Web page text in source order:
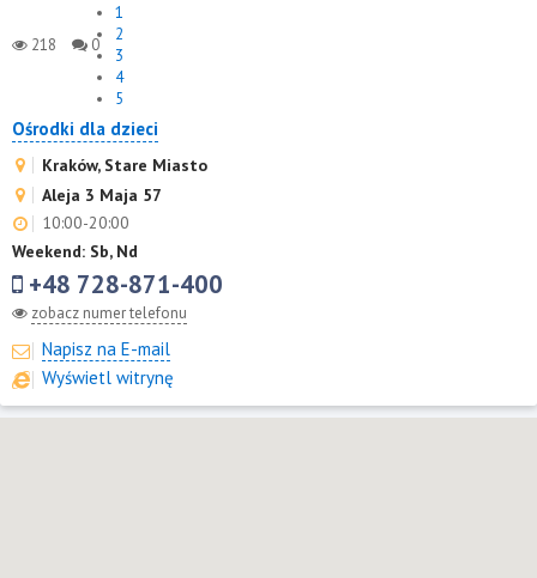
218 0
1
2
3
4
5
Ośrodki dla dzieci
Kraków, Stare Miasto
Aleja 3 Maja 57
10:00-20:00
Weekend: Sb, Nd
+48 728-871-400
zobacz numer telefonu
Napisz na E-mail
Wyświetl witrynę